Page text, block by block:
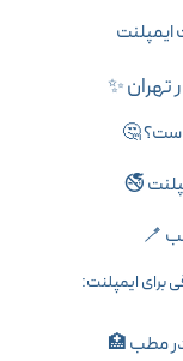
ایمپلنت
تهران ✨
است؟ 🤔
🚭
برای ایمپلنت:
مطب 🏥